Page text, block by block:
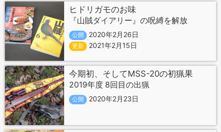
ヒドリガモのお味
『山賊ダイアリー』の呪縛を解放
公開 2020年2月26日
更新 2021年2月15日
今期初、そしてMSS-20の初猟果
2019年度 8回目の出猟
公開 2020年2月23日